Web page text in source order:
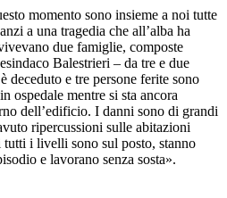
momento sono insieme a noi tutte
a una tragedia che all’alba ha
due famiglie, composte
Balestrieri – da tre e due
deceduto e tre persone ferite sono
ospedale mentre si sta ancora
dell’edificio. I danni sono di grandi
ripercussioni sulle abitazioni
i livelli sono sul posto, stanno
e lavorano senza sosta».